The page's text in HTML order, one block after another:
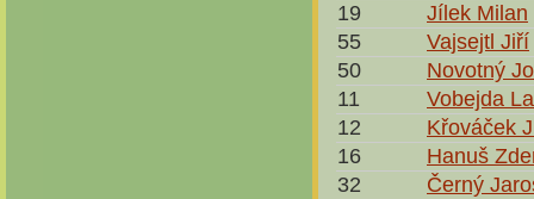
19
Jílek Milan
55
Vajsejtl Jiří
50
Novotný
11
Vobejda
12
Křováček
16
Hanuš
32
Černý